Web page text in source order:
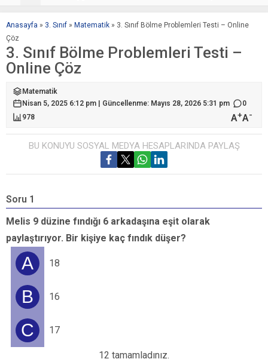
Anasayfa » 3. Sınıf » Matematik » 3. Sınıf Bölme Problemleri Testi – Online
Çöz
3. Sınıf Bölme Problemleri Testi –
Online Çöz
Matematik
Nisan 5, 2025 6:12 pm | Güncellenme: Mayıs 28, 2026 5:31 pm
0
978
A+A-
BU KONUYU SOSYAL MEDYA HESAPLARINDA PAYLAŞ
Soru 1
Melis 9 düzine fındığı 6 arkadaşına eşit olarak
paylaştırıyor. Bir kişiye kaç fındık düşer?
A 18
B 16
C 17
12 tamamladınız.